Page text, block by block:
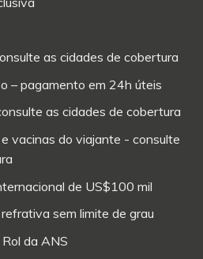
as cidades de cobertura
– pagamento em 24h úteis
as cidades de cobertura
vacinas do viajante - consulte
de US$100 mil
sem limite de grau
da ANS